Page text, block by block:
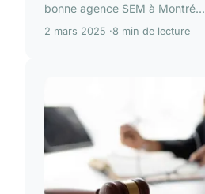
bonne agence SEM à Montré...
2 mars 2025 8 min de lecture